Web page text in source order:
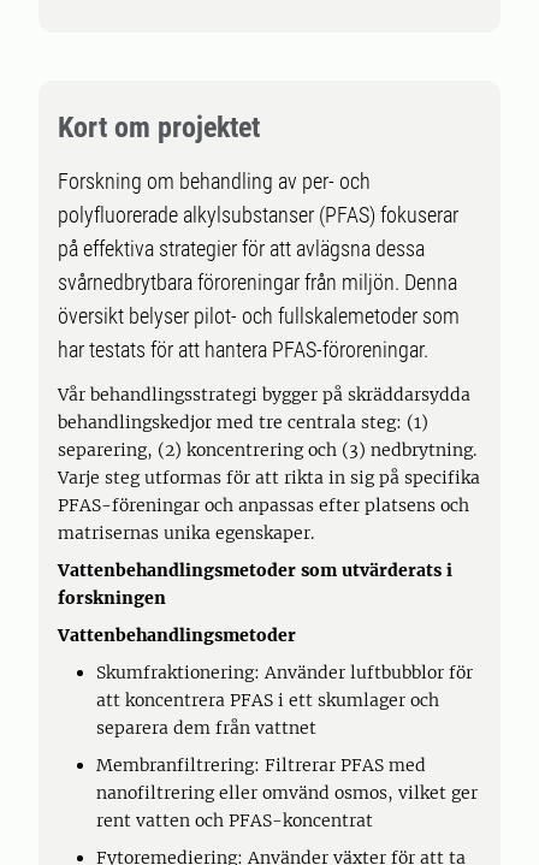
Kort om projektet
Forskning om behandling av per- och
polyfluorerade alkylsubstanser (PFAS) fokuserar
på effektiva strategier för att avlägsna dessa
svårnedbrytbara föroreningar från miljön. Denna
översikt belyser pilot- och fullskalemetoder som
har testats för att hantera PFAS-föroreningar.
Vår behandlingsstrategi bygger på skräddarsydda
behandlingskedjor med tre centrala steg: (1)
separering, (2) koncentrering och (3) nedbrytning.
Varje steg utformas för att rikta in sig på specifika
PFAS-föreningar och anpassas efter platsens och
matrisernas unika egenskaper.
Vattenbehandlingsmetoder som utvärderats i
forskningen
Vattenbehandlingsmetoder
Skumfraktionering: Använder luftbubblor för
att koncentrera PFAS i ett skumlager och
separera dem från vattnet
Membranfiltrering: Filtrerar PFAS med
nanofiltrering eller omvänd osmos, vilket ger
rent vatten och PFAS-koncentrat
Fytoremediering: Använder växter för att ta